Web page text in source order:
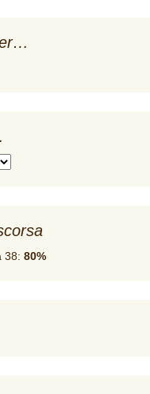
38: 80%